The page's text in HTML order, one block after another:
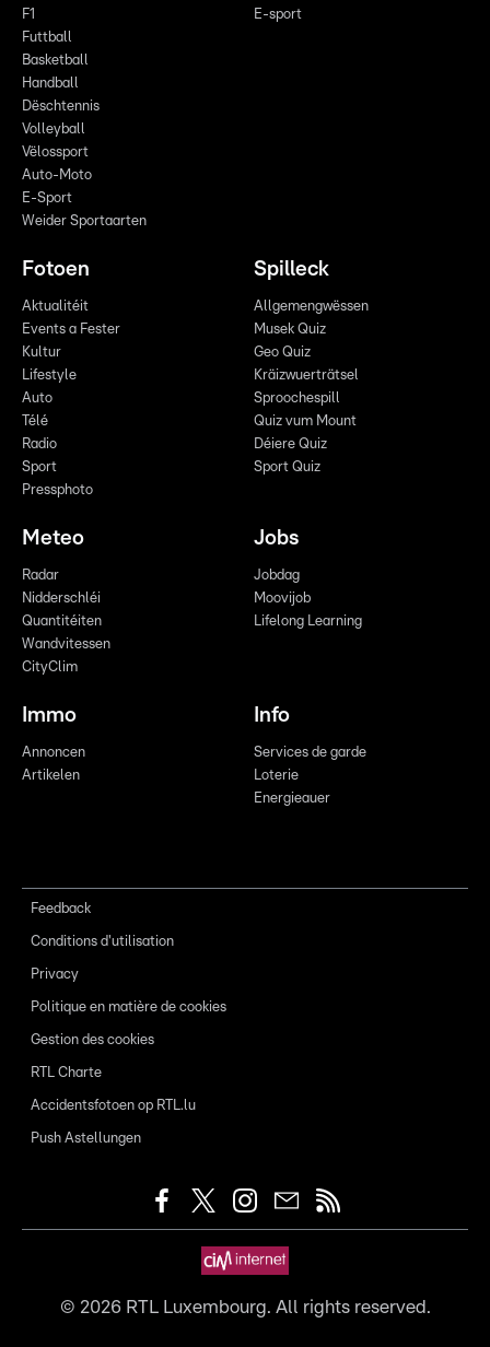
F1
Futtball
Basketball
Handball
Dëschtennis
Volleyball
Vëlossport
Auto-Moto
E-Sport
Weider Sportaarten
E-sport
Fotoen
Aktualitéit
Events a Fester
Kultur
Lifestyle
Auto
Télé
Radio
Sport
Pressphoto
Spilleck
Allgemengwëssen
Musek Quiz
Geo Quiz
Kräizwuerträtsel
Sproochespill
Quiz vum Mount
Déiere Quiz
Sport Quiz
Meteo
Radar
Nidderschléi
Quantitéiten
Wandvitessen
CityClim
Jobs
Jobdag
Moovijob
Lifelong Learning
Immo
Annoncen
Artikelen
Info
Services de garde
Loterie
Energieauer
Feedback
Conditions d'utilisation
Privacy
Politique en matière de cookies
Gestion des cookies
RTL Charte
Accidentsfotoen op RTL.lu
Push Astellungen
© 2026RTL Luxembourg. All rights reserved.